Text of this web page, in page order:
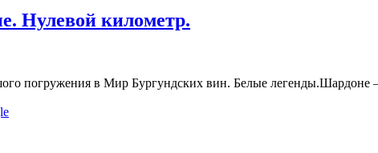
Нулевой километр.
погружения в Мир Бургундских вин. Белые